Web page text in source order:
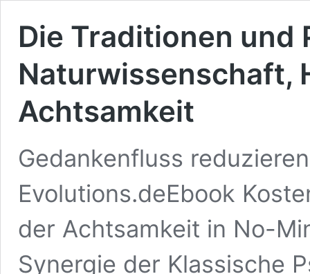
Die Traditionen und
Naturwissenschaft,
Achtsamkeit
Gedankenfluss
Evolutions.deEbook
der Achtsamkeit in No-
Synergie der Klassische